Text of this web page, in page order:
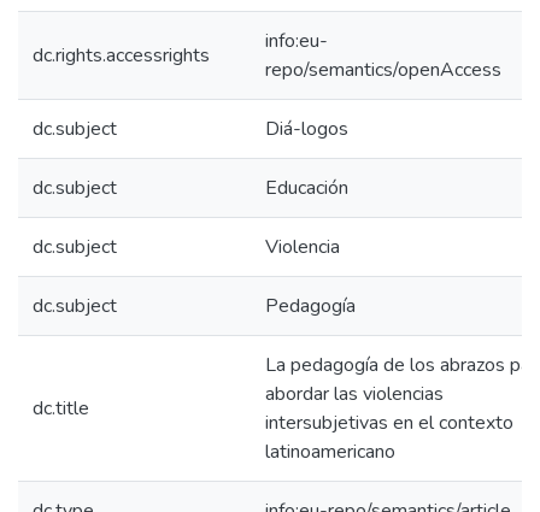
dc.rights.accessrights
info:eu-
repo/semantics/openAccess
dc.subject Diá-logos
dc.subject Educación
dc.subject Violencia
dc.subject Pedagogía
dc.title
La pedagogía de los abrazos
abordar las violencias
intersubjetivas en el contexto
latinoamericano